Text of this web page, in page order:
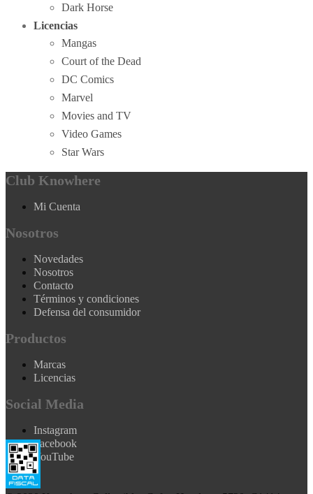
Dark Horse
Licencias
Mangas
Court of the Dead
DC Comics
Marvel
Movies and TV
Video Games
Star Wars
Club Knowhere
Mi Cuenta
Nosotros
Novedades
Nosotros
Contacto
Términos y condiciones
Defensa del consumidor
Productos
Marcas
Licencias
Social Media
Instagram
Facebook
YouTube